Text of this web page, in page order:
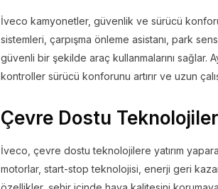
İveco kamyonetler, güvenlik ve sürücü
sistemleri, çarpışma önleme asistanı, park
güvenli bir şekilde araç kullanmalarını sağlar.
kontroller sürücü konforunu artırır ve uzun
Çevre Dostu Teknolojiler
İveco, çevre dostu teknolojilere yatırım
motorlar, start-stop teknolojisi, enerji geri